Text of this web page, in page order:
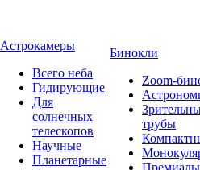
Астрокамеры
Всего неба
Гидирующие
Для
солнечных
телескопов
Научные
Планетарные
Бинокли
Zoom-
трубы